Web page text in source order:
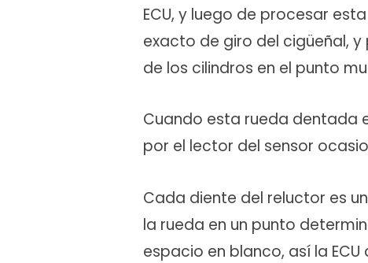
ECU, y luego de procesar
exacto de giro del cigüeñal,
de los cilindros en el punto
Cuando esta rueda dentada
por el lector del sensor
Cada diente del reluctor es
la rueda en un punto
espacio en blanco, así la